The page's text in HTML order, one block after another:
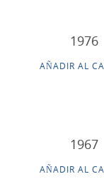
1976
AÑADIR AL
1967
AÑADIR AL